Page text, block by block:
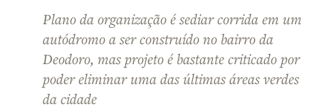
Plano da organização é sediar corrida em um
autódromo a ser construído no bairro da
Deodoro, mas projeto é bastante criticado por
poder eliminar uma das últimas áreas verdes
da cidade